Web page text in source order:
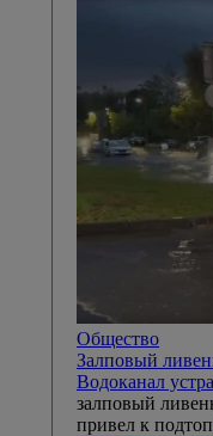
Общество
Залповый
Водоканал
залповый
привел к